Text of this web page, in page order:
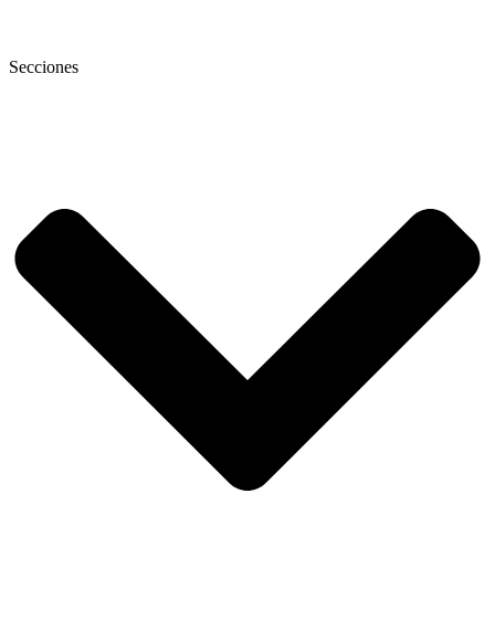
Secciones